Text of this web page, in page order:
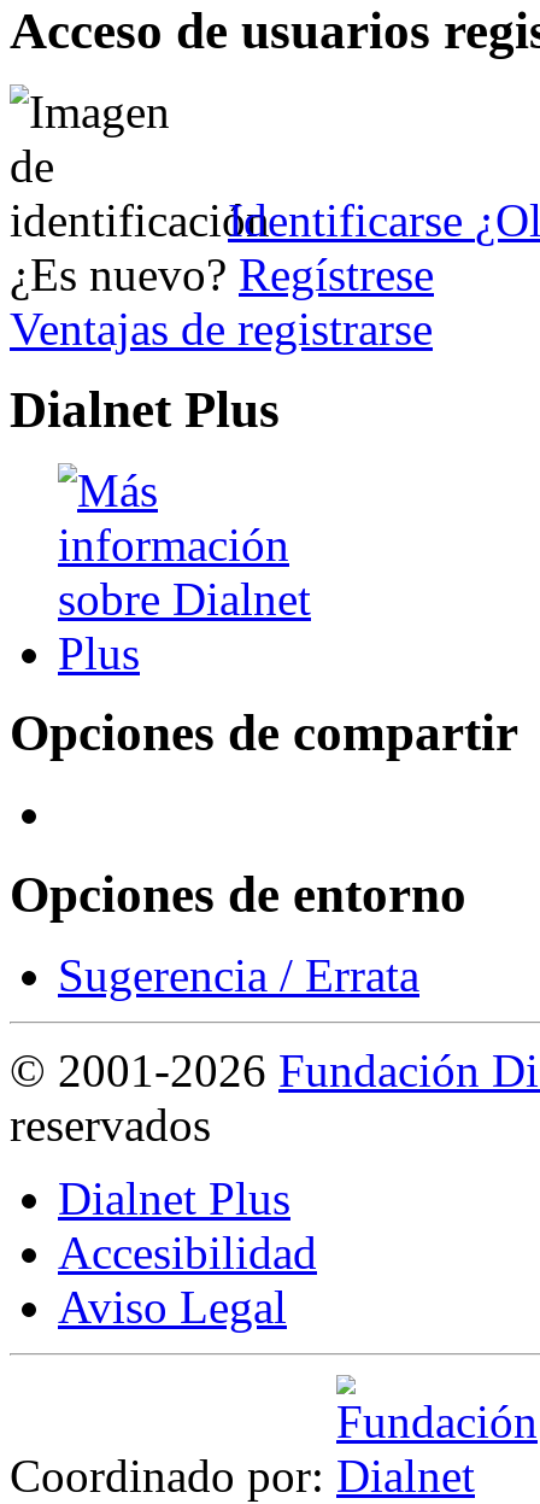
Acceso de usuarios
Identificarse
¿Es nuevo? Regístrese
Ventajas de registrarse
Dialnet Plus
Opciones de compartir
Opciones de entorno
Sugerencia / Errata
© 2001-2026 Fundación
reservados
Dialnet Plus
Accesibilidad
Aviso Legal
Coordinado por: